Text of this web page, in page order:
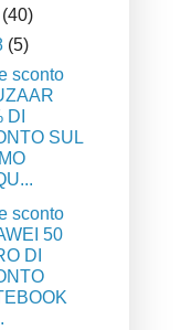
(40)
(5)
sconto
DI
SUL
sconto
50
DI